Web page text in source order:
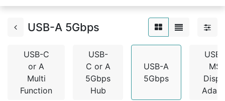
USB-A 5Gbps
USB-C
or A
Multi
Function
USB-
C or A
5Gbps
Hub
USB-A
5Gbps